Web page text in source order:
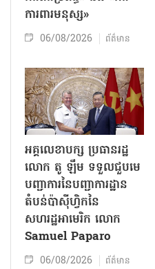
ការពារមនុស្ស»
06/08/2026 ព័ត៌មាន
អគ្គលេខាបក្ស ប្រធានរដ្ឋ
លោក តូ ឡឹម ទទួលជួបមេ
បញ្ជាការនៃបញ្ជាការដ្ឋាន
តំបន់ប៉ាស៊ីហ្វិកនៃ
សហរដ្ឋអាមេរិក លោក
Samuel Paparo
06/08/2026 ព័ត៌មាន